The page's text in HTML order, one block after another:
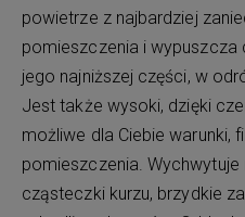
powietrze z najbardziej
pomieszczenia i
jego najniższej części, w
Jest także wysoki, dzięki
możliwe dla Ciebie warunki,
pomieszczenia. Wychwytuje
cząsteczki kurzu, brzydkie